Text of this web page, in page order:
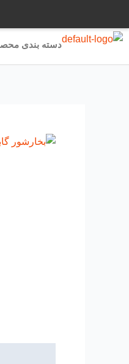
محتوا
دسته بندی